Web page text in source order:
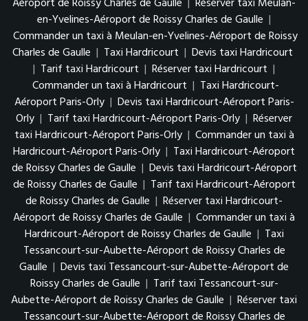
en-Yvelines-Aéroport de Roissy Charles de Gaulle |
Commander un taxi à Meulan-en-Yvelines-Aéroport de Roissy
Charles de Gaulle | Taxi Hardricourt | Devis taxi Hardricourt
| Tarif taxi Hardricourt | Réserver taxi Hardricourt |
Commander un taxi à Hardricourt | Taxi Hardricourt-
Aéroport Paris-Orly | Devis taxi Hardricourt-Aéroport Paris-
Orly | Tarif taxi Hardricourt-Aéroport Paris-Orly | Réserver
taxi Hardricourt-Aéroport Paris-Orly | Commander un taxi à
Hardricourt-Aéroport Paris-Orly | Taxi Hardricourt-Aéroport
de Roissy Charles de Gaulle | Devis taxi Hardricourt-Aéroport
de Roissy Charles de Gaulle | Tarif taxi Hardricourt-Aéroport
de Roissy Charles de Gaulle | Réserver taxi Hardricourt-
Aéroport de Roissy Charles de Gaulle | Commander un taxi à
Hardricourt-Aéroport de Roissy Charles de Gaulle | Taxi
Tessancourt-sur-Aubette-Aéroport de Roissy Charles de
Gaulle | Devis taxi Tessancourt-sur-Aubette-Aéroport de
Roissy Charles de Gaulle | Tarif taxi Tessancourt-sur-
Aubette-Aéroport de Roissy Charles de Gaulle | Réserver taxi
Tessancourt-sur-Aubette-Aéroport de Roissy Charles de